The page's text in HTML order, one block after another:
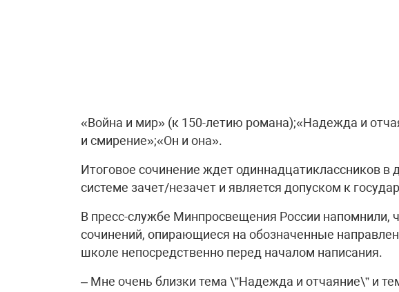
«Война и мир» (к 150-летию романа);«Надежда и
и смирение»;«Он и она».
Итоговое сочинение ждет одиннадцатиклассников в
системе зачет/незачет и является допуском к
В пресс-службе Минпросвещения России напомнили,
сочинений, опирающиеся на обозначенные
школе непосредственно перед началом написания.
– Мне очень близки тема \”Надежда и отчаяние\” и